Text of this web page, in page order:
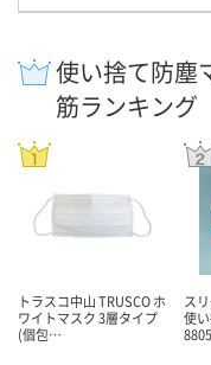
使い捨て防塵
筋ランキング
トラスコ中山 TRUSCO ホ
ワイトマスク 3層タイプ
(個包…
ス
使